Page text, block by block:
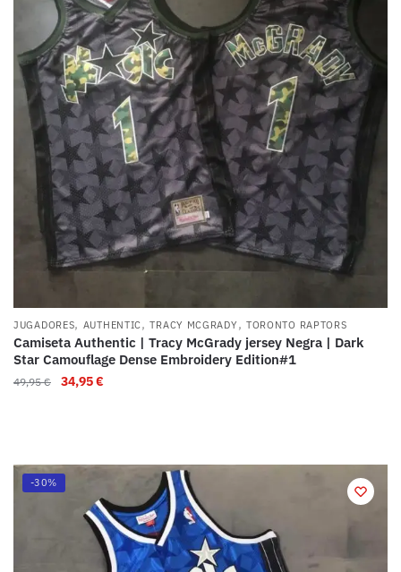
JUGADORES, AUTHENTIC,TRACY MCGRADY , TORONTO RAPTORS
Camiseta Authentic | Tracy McGrady jersey Negra | Dark
Star Camouflage Dense Embroidery Edition#1
49,95€ 34,95€
-30%